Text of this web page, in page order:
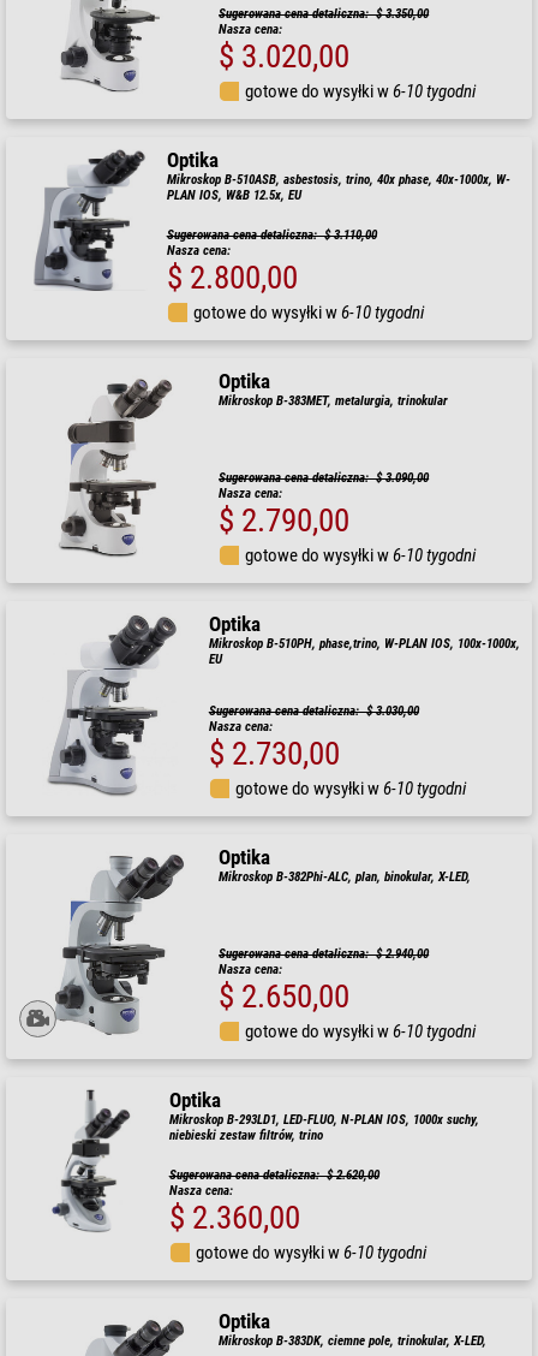
Sugerowana cena detaliczna: $ 3.350,00
Nasza cena:
$ 3.020,00
gotowe do wysyłki w6-10 tygodni
Optika
Mikroskop B-510ASB, asbestosis, trino, 40x phase, 40x-1000x, W-
PLAN IOS, W&B 12.5x, EU
Sugerowana cena detaliczna: $ 3.110,00
Nasza cena:
$ 2.800,00
gotowe do wysyłki w6-10 tygodni
Optika
Mikroskop B-383MET, metalurgia, trinokular
Sugerowana cena detaliczna: $ 3.090,00
Nasza cena:
$ 2.790,00
gotowe do wysyłki w6-10 tygodni
Optika
Mikroskop B-510PH, phase,trino, W-PLAN IOS, 100x-1000x,
EU
Sugerowana cena detaliczna: $ 3.030,00
Nasza cena:
$ 2.730,00
gotowe do wysyłki w6-10 tygodni
Optika
Mikroskop B-382Phi-ALC, plan, binokular, X-LED,
Sugerowana cena detaliczna: $ 2.940,00
Nasza cena:
$ 2.650,00
gotowe do wysyłki w6-10 tygodni
Optika
Mikroskop B-293LD1, LED-FLUO, N-PLAN IOS, 1000x suchy,
niebieski zestaw filtrów, trino
Sugerowana cena detaliczna: $ 2.620,00
Nasza cena:
$ 2.360,00
gotowe do wysyłki w6-10 tygodni
Optika
Mikroskop B-383DK, ciemne pole, trinokular, X-LED,